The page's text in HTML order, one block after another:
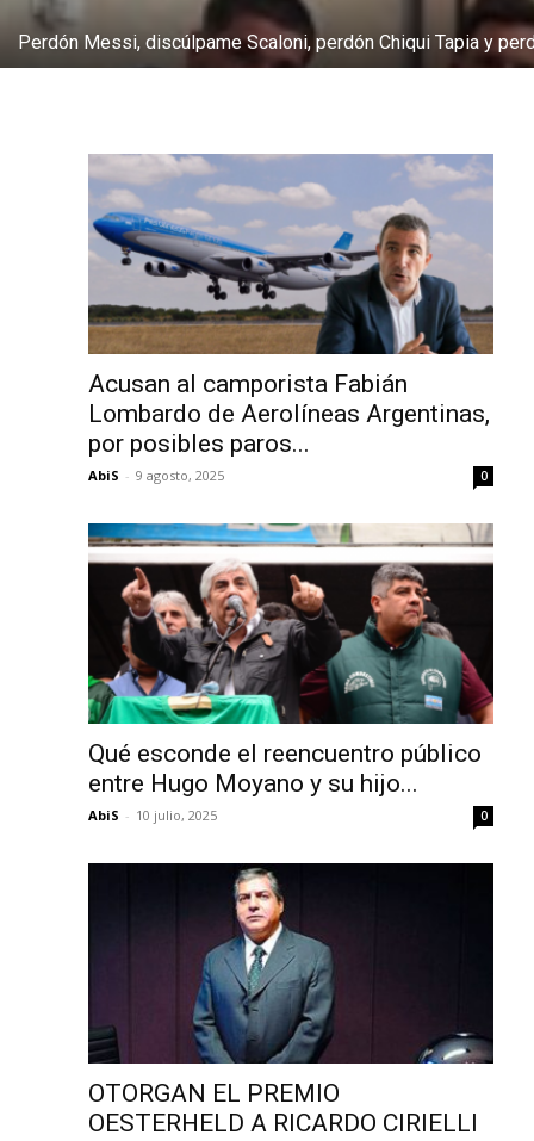
Perdón Messi, discúlpame Scaloni, perdón Chiqui Tapia y
Acusan al camporista Fabián
Lombardo de Aerolíneas Argentinas,
por posibles paros...
AbiS - 9 agosto, 2025 0
Qué esconde el reencuentro público
entre Hugo Moyano y su hijo...
AbiS - 10 julio, 2025 0
OTORGAN EL PREMIO
OESTERHELD A RICARDO CIRIELLI